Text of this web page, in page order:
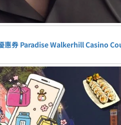
惠券 Paradise Walkerhill Casino